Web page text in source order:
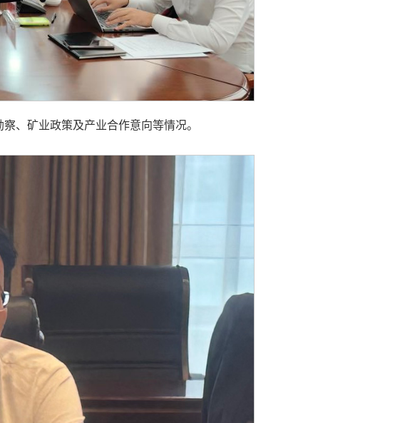
、矿业政策及产业合作意向等情况。